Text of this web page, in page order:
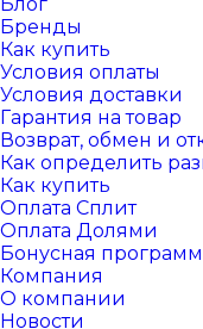
Бренды
Как купить
Условия оплаты
Условия доставки
Гарантия на товар
Возврат, обмен и
Как определить
Как купить
Оплата Сплит
Оплата Долями
Бонусная
Компания
О компании
Новости